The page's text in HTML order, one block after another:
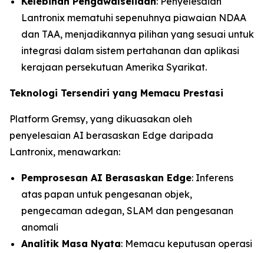
Lantronix mematuhi sepenuhnya piawaian NDAA
dan TAA, menjadikannya pilihan yang sesuai untuk
integrasi dalam sistem pertahanan dan aplikasi
kerajaan persekutuan Amerika Syarikat.
Teknologi Tersendiri yang Memacu Prestasi
Platform Gremsy, yang dikuasakan oleh
penyelesaian AI berasaskan Edge daripada
Lantronix, menawarkan:
Pemprosesan AI Berasaskan Edge: Inferens
atas papan untuk pengesanan objek,
pengecaman adegan, SLAM dan pengesanan
anomali
Analitik Masa Nyata: Memacu keputusan operasi